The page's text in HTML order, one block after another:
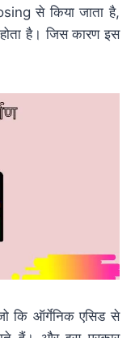
से किया जाता है,
है। जिस कारण इस
कि ऑर्गेनिक एसिड से